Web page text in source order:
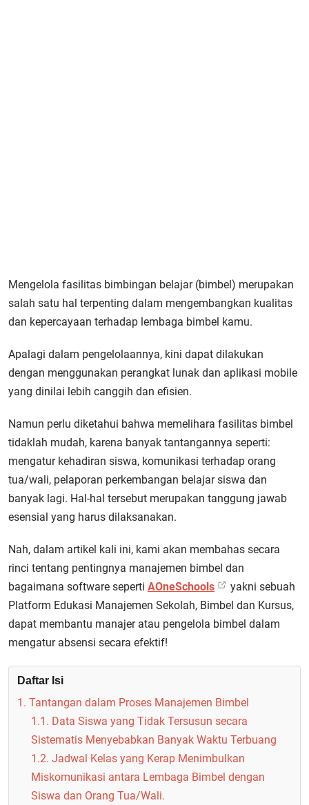
Mengelola fasilitas bimbingan belajar (bimbel) merupakan
salah satu hal terpenting dalam mengembangkan kualitas
dan kepercayaan terhadap lembaga bimbel kamu.
Apalagi dalam pengelolaannya, kini dapat dilakukan
dengan menggunakan perangkat lunak dan aplikasi mobile
yang dinilai lebih canggih dan efisien.
Namun perlu diketahui bahwa memelihara fasilitas bimbel
tidaklah mudah, karena banyak tantangannya seperti:
mengatur kehadiran siswa, komunikasi terhadap orang
tua/wali, pelaporan perkembangan belajar siswa dan
banyak lagi. Hal-hal tersebut merupakan tanggung jawab
esensial yang harus dilaksanakan.
Nah, dalam artikel kali ini, kami akan membahas secara
rinci tentang pentingnya manajemen bimbel dan
bagaimana software seperti AOneSchools
yakni sebuah
Platform Edukasi Manajemen Sekolah, Bimbel dan Kursus,
dapat membantu manajer atau pengelola bimbel dalam
mengatur absensi secara efektif!
Daftar Isi
1. Tantangan dalam Proses Manajemen Bimbel
1.1. Data Siswa yang Tidak Tersusun secara
Sistematis Menyebabkan Banyak Waktu Terbuang
1.2. Jadwal Kelas yang Kerap Menimbulkan
Miskomunikasi antara Lembaga Bimbel dengan
Siswa dan Orang Tua/Wali.